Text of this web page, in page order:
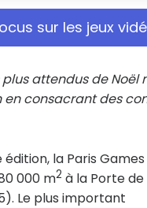
sur les jeux
plus attendus de Noël
en consacrant des
la Paris Games
000 m2 à la Porte de
Le plus important